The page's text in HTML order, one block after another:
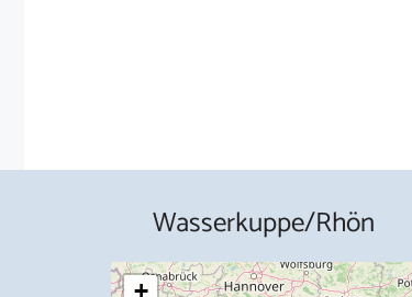
Wasserkuppe/Rhön
+